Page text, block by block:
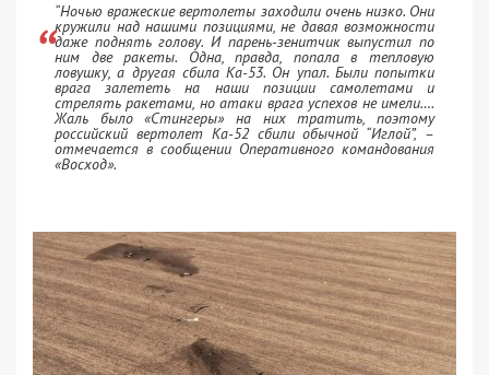
“Ночью вражеские вертолеты заходили очень низко. Они
кружили над нашими позициями, не давая возможности
даже поднять голову. И парень-зенитчик выпустил по
ним две ракеты. Одна, правда, попала в тепловую
ловушку, а другая сбила Ка-53. Он упал. Были попытки
врага залететь на наши позиции самолетами и
стрелять ракетами, но атаки врага успехов не имели….
Жаль было «Стингеры» на них тратить, поэтому
российский вертолет Ка-52 сбили обычной “Иглой”, –
отмечается в сообщении Оперативного командования
«Восход».